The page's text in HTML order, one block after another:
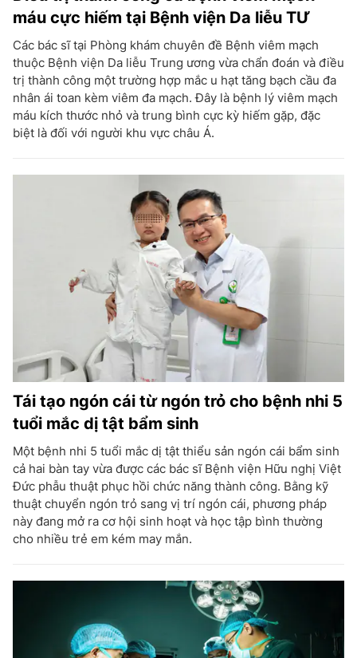
máu cực hiếm tại Bệnh viện Da liễu TƯ
Các bác sĩ tại Phòng khám chuyên đề Bệnh viêm mạch
thuộc Bệnh viện Da liễu Trung ương vừa chẩn đoán và điều
trị thành công một trường hợp mắc u hạt tăng bạch cầu đa
nhân ái toan kèm viêm đa mạch. Đây là bệnh lý viêm mạch
máu kích thước nhỏ và trung bình cực kỳ hiếm gặp, đặc
biệt là đối với người khu vực châu Á.
Tái tạo ngón cái từ ngón trỏ cho bệnh nhi 5
tuổi mắc dị tật bẩm sinh
Một bệnh nhi 5 tuổi mắc dị tật thiểu sản ngón cái bẩm sinh
cả hai bàn tay vừa được các bác sĩ Bệnh viện Hữu nghị Việt
Đức phẫu thuật phục hồi chức năng thành công. Bằng kỹ
thuật chuyển ngón trỏ sang vị trí ngón cái, phương pháp
này đang mở ra cơ hội sinh hoạt và học tập bình thường
cho nhiều trẻ em kém may mắn.